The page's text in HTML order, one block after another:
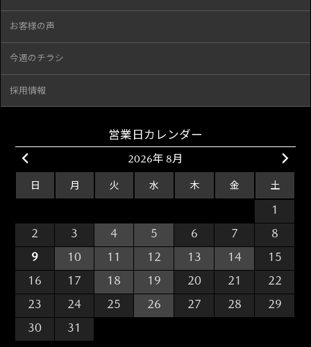
お客様の声
今週のチラシ
採用情報
営業日カレンダー
2026年 8月
日 月 火 水 木 金 土
1
2
3 4 5 6 7
8
9
10 11 12 13 14
15
16
17 18 19 20 21
22
23
24 25 26 27 28
29
30
31